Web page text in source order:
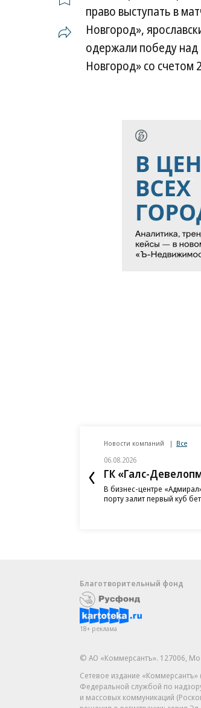
право выступать в
Новгород»,
одержали победу
Новгород» со счетом
Новости компаний Все
06.08.2026
ГК «Галс-
В бизнес-центре
порту залит первый куб
Благотворительный фонд
18+ реклама
© АО «Коммерсантъ». 127006,
Сетевое издание
Федеральной службой по
и массовых коммуникаций